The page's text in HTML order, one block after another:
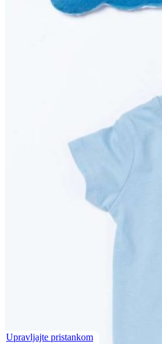
Upravljajte pristankom